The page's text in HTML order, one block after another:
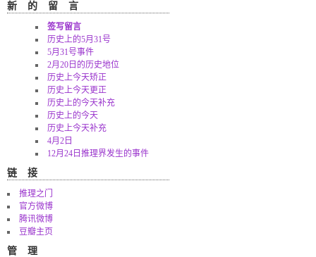
新的留言
签写留言
历史上的5月31号
5月31号事件
2月20日的历史地位
历史上今天矫正
历史上今天更正
历史上的今天补充
历史上的今天
历史上今天补充
4月2日
12月24日推理界发生的事件
链接
推理之门
官方微博
腾讯微博
豆瓣主页
管理